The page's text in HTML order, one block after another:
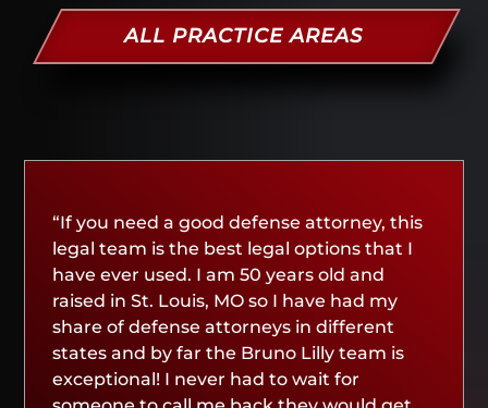
ALL PRACTICE AREAS
“If you need a good defense attorney, this
legal team is the best legal options that I
have ever used. I am 50 years old and
raised in St. Louis, MO so I have had my
share of defense attorneys in different
states and by far the Bruno Lilly team is
exceptional! I never had to wait for